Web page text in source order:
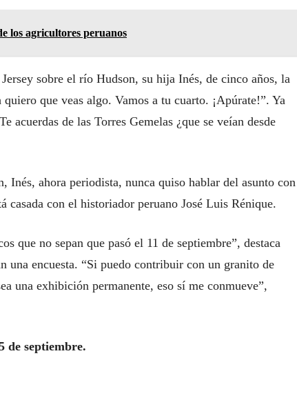
los agricultores peruanos
sobre el río Hudson, su hija Inés, de cinco años, la
que veas algo. Vamos a tu cuarto. ¡Apúrate!”. Ya
acuerdas de las Torres Gemelas ¿que se veían desde
Inés, ahora periodista, nunca quiso hablar del asunto con
casada con el historiador peruano José Luis Rénique.
que no sepan que pasó el 11 de septiembre”, destaca
una encuesta. “Si puedo contribuir con un granito de
una exhibición permanente, eso sí me conmueve”,
de septiembre.